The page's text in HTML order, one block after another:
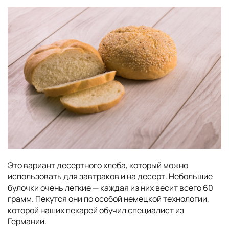
Это вариант десертного хлеба, который можно
использовать для завтраков и на десерт. Небольшие
булочки очень легкие — каждая из них весит всего 60
грамм. Пекутся они по особой немецкой технологии,
которой наших пекарей обучил специалист из
Германии.